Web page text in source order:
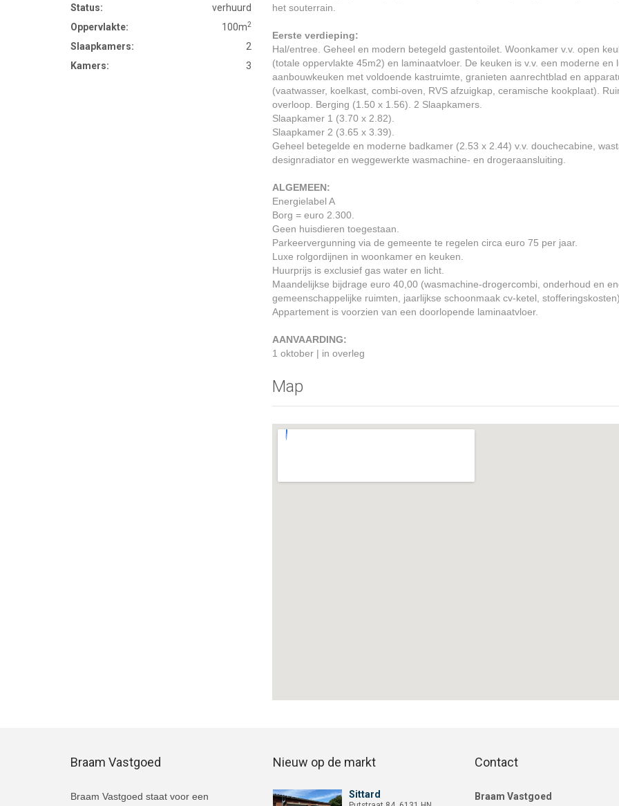
Status:
verhuurd
Oppervlakte:
100m2
Slaapkamers:
2
Kamers:
3
het souterrain.
Eerste verdieping:
Hal/entree. Geheel en modern betegeld gastentoilet. Woonkamer v.v. open
(totale oppervlakte 45m2) en laminaatvloer. De keuken is v.v. een moderne en
aanbouwkeuken met voldoende kastruimte, granieten aanrechtblad en
(vaatwasser, koelkast, combi-oven, RVS afzuigkap, ceramische kookplaat).
overloop. Berging (1.50 x 1.56). 2 Slaapkamers.
Slaapkamer 1 (3.70 x 2.82).
Slaapkamer 2 (3.65 x 3.39).
Geheel betegelde en moderne badkamer (2.53 x 2.44) v.v. douchecabine,
designradiator en weggewerkte wasmachine- en drogeraansluiting.
ALGEMEEN:
Energielabel A
Borg = euro 2.300.
Geen huisdieren toegestaan.
Parkeervergunning via de gemeente te regelen circa euro 75 per jaar.
Luxe rolgordijnen in woonkamer en keuken.
Huurprijs is exclusief gas water en licht.
Maandelijkse bijdrage euro 40,00 (wasmachine-drogercombi, onderhoud en
gemeenschappelijke ruimten, jaarlijkse schoonmaak cv-ketel, stofferingskosten).
Appartement is voorzien van een doorlopende laminaatvloer.
AANVAARDING:
1 oktober | in overleg
Map
Braam Vastgoed
Braam Vastgoed staat voor een
Nieuw op de markt
Bekijk woning Sittard Putstraat 84
Sittard
Contact
Braam Vastgoed